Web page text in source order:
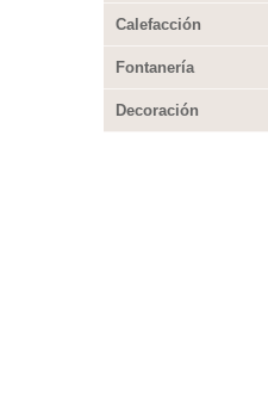
Calefacción
Fontanería
Decoración